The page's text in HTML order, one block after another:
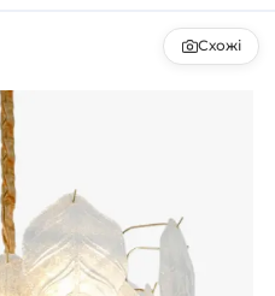
Схожі